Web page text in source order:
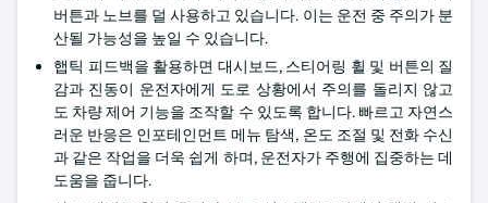
버튼과 노브를 덜 사용하고 있습니다. 이는 운전 중 주의가 분
산될 가능성을 높일 수 있습니다.
햅틱 피드백을 활용하면 대시보드, 스티어링 휠 및 버튼의 질
감과 진동이 운전자에게 도로 상황에서 주의를 돌리지 않고
도 차량 제어 기능을 조작할 수 있도록 합니다. 빠르고 자연스
러운 반응은 인포테인먼트 메뉴 탐색, 온도 조절 및 전화 수신
과 같은 작업을 더욱 쉽게 하며, 운전자가 주행에 집중하는 데
도움을 줍니다.